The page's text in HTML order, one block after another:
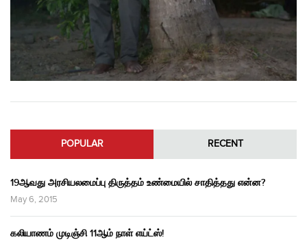
POPULAR RECENT
19ஆவது அரசியலமைப்பு திருத்தம் உண்மையில் சாதித்தது என்ன?
May 6, 2015
கலியாணம் முடிஞ்சி 11ஆம் நாள் எய்ட்ஸ்!